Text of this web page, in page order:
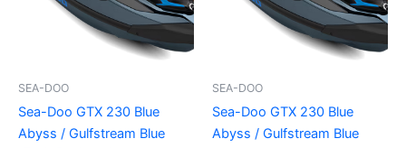
SEA-DOO
Sea-Doo GTX 230 Blue
Abyss / Gulfstream Blue
SEA-DOO
Sea-Doo GTX 230 Blue
Abyss / Gulfstream Blue